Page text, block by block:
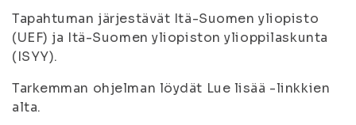
Tapahtuman järjestävät Itä-Suomen yliopisto
(UEF) ja Itä-Suomen yliopiston ylioppilaskunta
(ISYY).
Tarkemman ohjelman löydät Lue lisää -linkkien
alta.